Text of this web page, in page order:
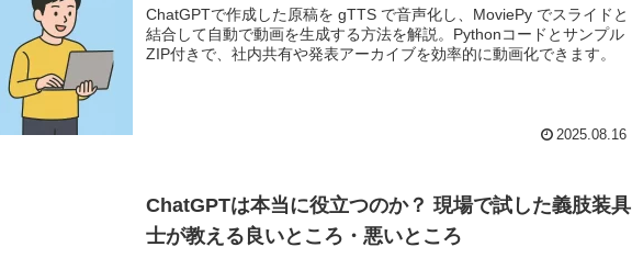
ChatGPTで作成した原稿を gTTS で音声化し、MoviePy でスライドと
結合して自動で動画を生成する方法を解説。Pythonコードとサンプル
ZIP付きで、社内共有や発表アーカイブを効率的に動画化できます。
2025.08.16
ChatGPTは本当に役立つのか？ 現場で試した義肢装具
士が教える良いところ・悪いところ